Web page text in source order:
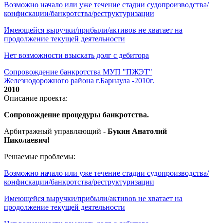
Возможно начало или уже течение стадии судопроизводства/
конфискации/банкротства/реструктуризации
Имеющейся выручки/прибыли/активов не хватает на
продолжение текущей деятельности
Нет возможности взыскать долг с дебитора
Сопровождение банкротства МУП "ПЖЭТ"
Железнодорожного района г.Барнаула -2010г.
2010
Описание проекта:
Сопровождение процедуры банкротства.
Арбитражный управляющий - Букин Анатолий
Николаевич!
Решаемые проблемы:
Возможно начало или уже течение стадии судопроизводства/
конфискации/банкротства/реструктуризации
Имеющейся выручки/прибыли/активов не хватает на
продолжение текущей деятельности